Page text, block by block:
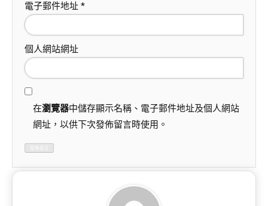
電子郵件地址 *
個人網站網址
在瀏覽器中儲存顯示名稱、電子郵件地址及個人網站
網址，以供下次發佈留言時使用。